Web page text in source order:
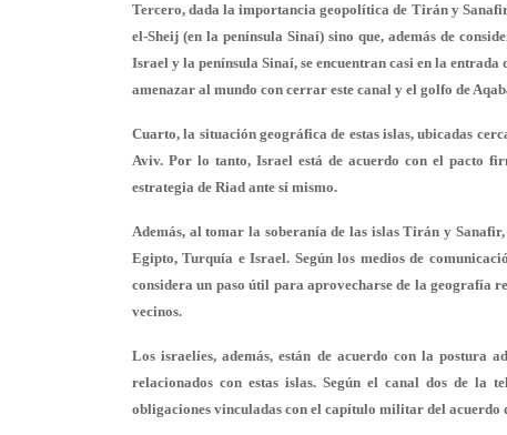
Tercero, dada la importancia geopolítica de Tirán y
el-Sheij (en la península Sinaí) sino que, además de
Israel y la península Sinaí, se encuentran casi en la
amenazar al mundo con cerrar este canal y el golfo de
Cuarto, la situación geográfica de estas islas, ubicadas
Aviv. Por lo tanto, Israel está de acuerdo con el pacto
estrategia de Riad ante sí mismo.
Además, al tomar la soberanía de las islas Tirán y
Egipto, Turquía e Israel. Según los medios de
considera un paso útil para aprovecharse de la geografía
vecinos.
Los israelíes, además, están de acuerdo con la postura
relacionados con estas islas. Según el canal dos de la
obligaciones vinculadas con el capítulo militar del acuerdo